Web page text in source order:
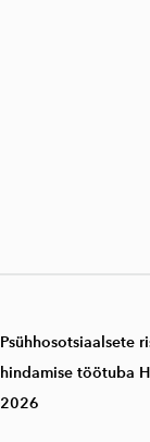
Psühhosotsiaalsete
hindamise töötuba
2026